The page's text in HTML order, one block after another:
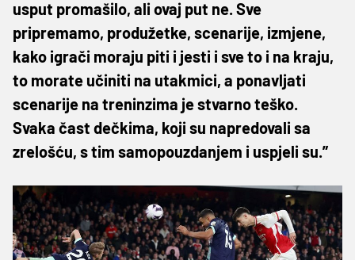
usput promašilo, ali ovaj put ne. Sve
pripremamo, produžetke, scenarije, izmjene,
kako igrači moraju piti i jesti i sve to i na kraju,
to morate učiniti na utakmici, a ponavljati
scenarije na treninzima je stvarno teško.
Svaka čast dečkima, koji su napredovali sa
zrelošću, s tim samopouzdanjem i uspjeli su.”